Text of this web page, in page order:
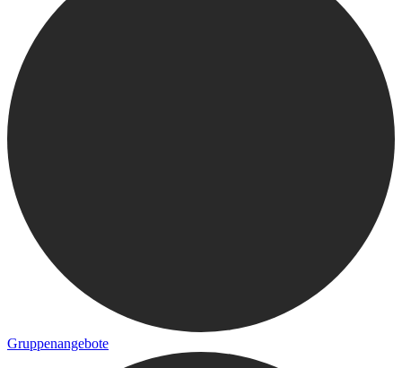
Gruppenangebote